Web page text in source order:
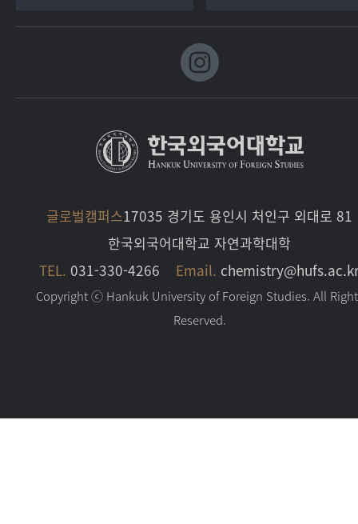
글로벌캠퍼스17035 경기도 용인시 처인구 외대로 81
한국외국어대학교 자연과학대학
TEL. 031-330-4266 Email.
Copyright ⓒ Hankuk University of Foreign Studies. All
Reserved.